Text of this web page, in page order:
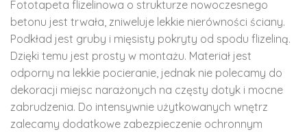
Fototapeta flizelinowa o strukturze nowoczesnego
betonu jest trwała, zniweluje lekkie nierówności ściany.
Podkład jest gruby i mięsisty pokryty od spodu flizeliną.
Dzięki temu jest prosty w montażu. Materiał jest
odporny na lekkie pocieranie, jednak nie polecamy do
dekoracji miejsc narażonych na częsty dotyk i mocne
zabrudzenia. Do intensywnie użytkowanych wnętrz
zalecamy dodatkowe zabezpieczenie ochronnym